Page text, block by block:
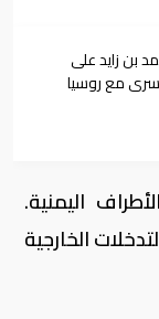
بن زايد على
مع روسيا
اليمنية.
الخارجية